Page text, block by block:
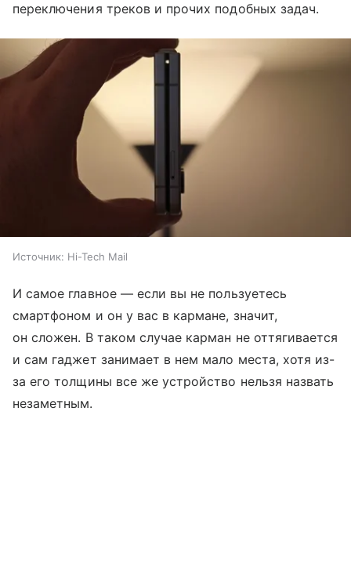
переключения треков и прочих подобных задач.
Источник: Hi-Tech Mail
И самое главное — если вы не пользуетесь
смартфоном и он у вас в кармане, значит,
он сложен. В таком случае карман не оттягивается
и сам гаджет занимает в нем мало места, хотя из-
за его толщины все же устройство нельзя назвать
незаметным.